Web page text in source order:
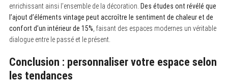
enrichissant ainsi l’ensemble de la décoration. Des études ont révélé que
l’ajout d’éléments vintage peut accroître le sentiment de chaleur et de
confort d’un intérieur de 15%, faisant des espaces modernes un véritable
dialogue entre le passé et le présent.
Conclusion : personnaliser votre espace selon
les tendances